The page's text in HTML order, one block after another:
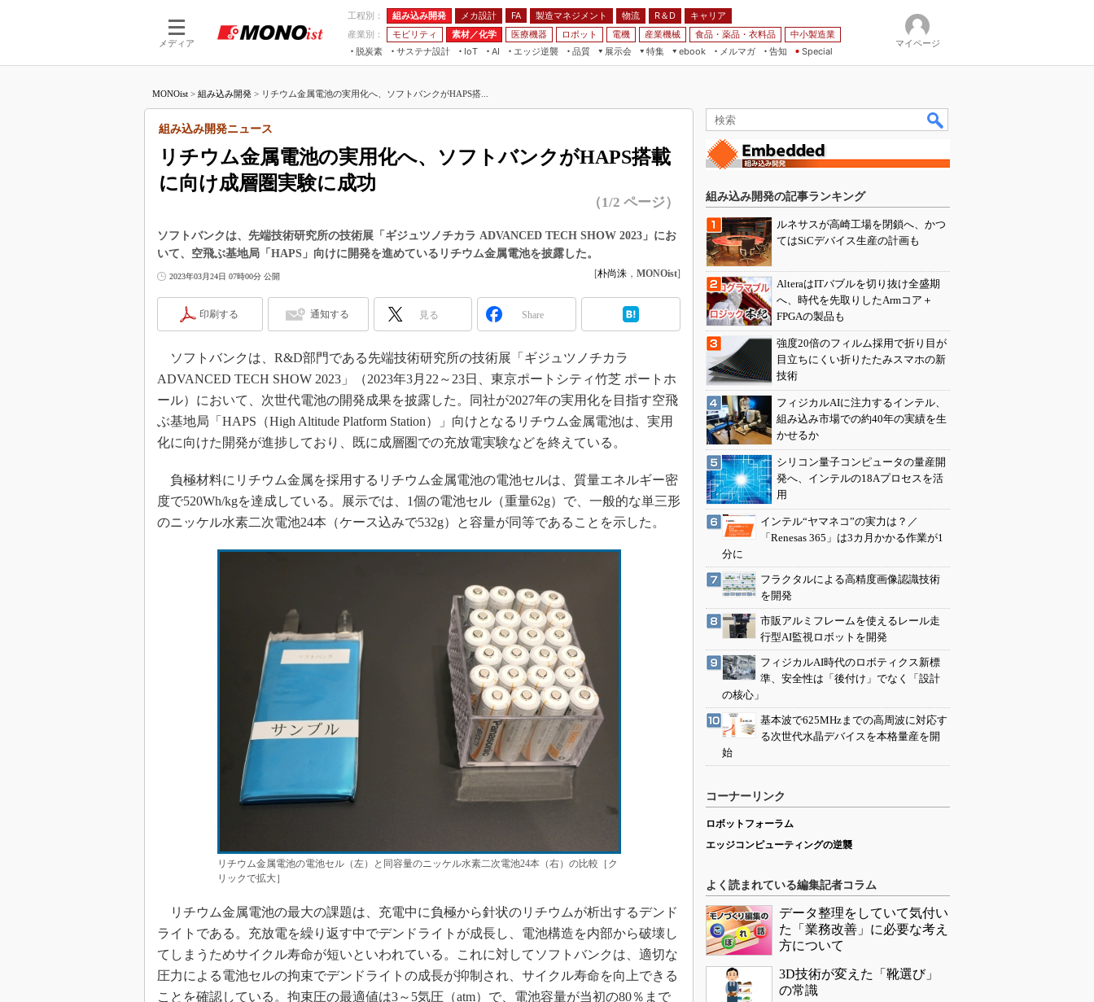
メディア
工程別： 組み込み開発 メカ設計 FA 製造マネジメント 物流 R＆D
キャリア
産業別：
モビリティ 素材／化学 医療機器 ロボット 電機 産業機械 食品・薬品・衣料品
中小製造業
脱炭素
サステナ設計
IoT
つながる工場
AI
AI×設備保全
エッジ逆襲 品質
展示会
JIMTOF
IIFES
TECHNO-FRONTIER
人テク展
日本ものづくりワールド
AUTOMOTIVE WORLD
産業オープンネット展
特集
つながるクルマ
組み込みモデリング
車載ソフト開発
ISO26262
3Dプリンタ
デジタルツインとCAE
S＆OP
インダストリー4.0
イノベーション
製造業ビッグデータ
メイドインジャパン
海外生産
グローバル設計・開発
制御セキュリティ
新型コロナへの対応
ebook
FA
メルマガ
告知 Special
マイページ
MONOist > 組み込み開発 > リチウム金属電池の実用化へ、ソフトバンクがHAPS搭...
リチウム金属電池の実用化へ、ソフトバンクがHAPS搭載
に向け成層圏実験に成功
組み込み開発ニュース
（1/2 ページ）
ソフトバンクは、先端技術研究所の技術展「ギジュツノチカラ ADVANCED TECH SHOW 2023」にお
いて、空飛ぶ基地局「HAPS」向けに開発を進めているリチウム金属電池を披露した。
2023年03月24日 07時00分 公開 [朴尚洙 ， MONOist]
印刷する 通知する 見る Share
ソフトバンクは、R&D部門である先端技術研究所の技術展「ギジュツノチカラ
ADVANCED TECH SHOW 2023」（2023年3月22～23日、東京ポートシティ竹芝 ポートホ
ール）において、次世代電池の開発成果を披露した。同社が2027年の実用化を目指す空飛
ぶ基地局「HAPS（High Altitude Platform Station）」向けとなるリチウム金属電池は、実用
化に向けた開発が進捗しており、既に成層圏での充放電実験などを終えている。
負極材料にリチウム金属を採用するリチウム金属電池の電池セルは、質量エネルギー密
度で520Wh/kgを達成している。展示では、1個の電池セル（重量62g）で、一般的な単三形
のニッケル水素二次電池24本（ケース込みで532g）と容量が同等であることを示した。
リチウム金属電池の電池セル（左）と同容量のニッケル水素二次電池24本（右）の比較［ク
リックで拡大］
リチウム金属電池の最大の課題は、充電中に負極から針状のリチウムが析出するデンド
ライトである。充放電を繰り返す中でデンドライトが成長し、電池構造を内部から破壊し
てしまうためサイクル寿命が短いといわれている。これに対してソフトバンクは、適切な
圧力による電池セルの拘束でデンドライトの成長が抑制され、サイクル寿命を向上できる
ことを確認している。拘束圧の最適値は3～5気圧（atm）で、電池容量が当初の80％まで
組み込み開発の記事ランキング
ルネサスが高崎工場を閉鎖へ、かつ
てはSiCデバイス生産の計画も
AlteraはITバブルを切り抜け全盛期
へ、時代を先取りしたArmコア＋
FPGAの製品も
強度20倍のフィルム採用で折り目が
目立ちにくい折りたたみスマホの新
技術
フィジカルAIに注力するインテル、
組み込み市場での約40年の実績を生
かせるか
シリコン量子コンピュータの量産開
発へ、インテルの18Aプロセスを活
用
インテル“ヤマネコ”の実力は？／
「Renesas 365」は3カ月かかる作業が1
分に
フラクタルによる高精度画像認識技術
を開発
市販アルミフレームを使えるレール走
行型AI監視ロボットを開発
フィジカルAI時代のロボティクス新標
準、安全性は「後付け」でなく「設計
の核心」
基本波で625MHzまでの高周波に対応す
る次世代水晶デバイスを本格量産を開
始
コーナーリンク
ロボットフォーラム
エッジコンピューティングの逆襲
よく読まれている編集記者コラム
データ整理をしていて気付い
た「業務改善」に必要な考え
方について
3D技術が変えた「靴選び」
の常識